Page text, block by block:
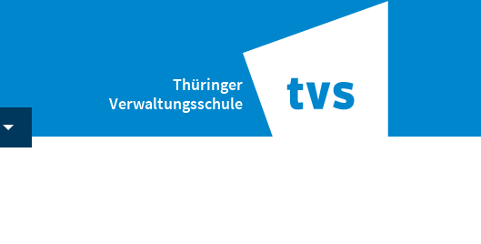
Thüringer
Verwaltungsschule